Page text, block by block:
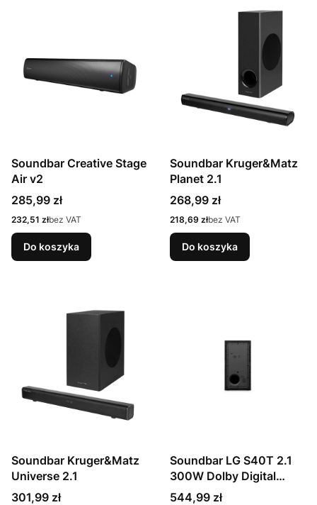
Soundbar Creative Stage
Air v2
Cena
285,99 zł
Cena
232,51 złbez VAT
Do koszyka
Soundbar Kruger&Matz
Planet 2.1
Cena
268,99 zł
Cena
218,69 złbez VAT
Do koszyka
Soundbar Kruger&Matz
Universe 2.1
Cena
301,99 zł
Soundbar LG S40T 2.1
300W Dolby Digital
Czarny
Cena
544,99 zł